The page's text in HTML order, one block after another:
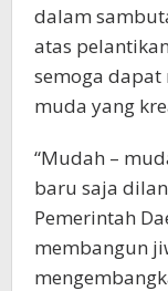
dalam
atas
semoga dapat
muda yang
“Mudah –
baru saja
Pemerintah
membangun